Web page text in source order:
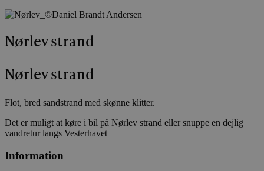
Nørlev strand
Nørlev strand
Flot, bred sandstrand med skønne klitter.
Det er muligt at køre i bil på Nørlev strand eller snuppe en dejlig
vandretur langs Vesterhavet
Information